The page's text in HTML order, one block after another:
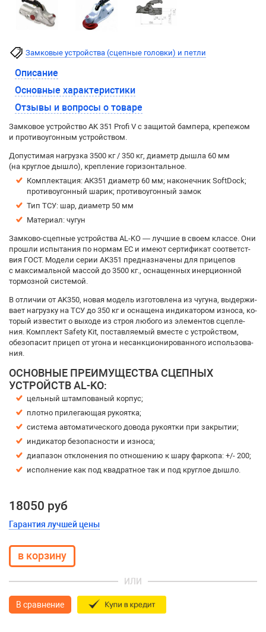
Замковые устройства (сцепные головки) и петли
Описание
Основные характеристики
Отзывы и вопросы о товаре
Замковое устройство AK 351 Profi V с защитой бампера, крепежом
и противоугонным устройством.
Допустимая нагрузка 3500 кг / 350 кг, диаметр дышла 60 мм
(на круглое дышло), крепление горизонтальное.
Комплектация: АК351 диаметр 60 мм; наконечник SoftDock;
противоугонный шарик; противоугонный замок
Тип ТСУ: шар, диаметр 50 мм
Материал: чугун
Зам­ко­во-сцеп­ные устрой­ст­ва AL-KO — луч­шие в сво­ем клас­се. Они
про­шли ис­пы­та­ния по нор­мам ЕС и име­ют сер­ти­фи­кат со­от­вет­ст­
вия ГОСТ. Мо­де­ли се­рии AK351 пред­на­зна­че­ны для при­це­пов
с мак­си­маль­ной мас­сой до 3500 кг., ос­на­щен­ных инер­ци­он­ной
тор­моз­ной сис­те­мой.
В от­ли­чии от AK350, но­вая мо­дель из­го­тов­ле­на из чу­гу­на, вы­дер­жи­
ва­ет на­груз­ку на ТСУ до 350 кг и ос­на­ще­на ин­ди­ка­то­ром из­но­са, ко­
то­рый из­вес­тит о вы­хо­де из строя лю­бо­го из эле­мен­тов сцеп­ле­
ния. Ком­плект Safety Kit, по­став­ля­е­мый вмес­те с устройст­вом,
обез­опа­сит при­цеп от уго­на и не­санк­ци­о­ни­ро­ван­но­го ис­поль­зо­ва­
ния.
ОС­НОВ­НЫЕ ПРЕ­ИМУ­ЩЕСТ­ВА СЦЕП­НЫХ
УСТРОЙСТВ AL-KO:
цель­ный штам­по­ва­ный кор­пус;
плот­но при­ле­га­ю­щая ру­ко­ят­ка;
сис­те­ма ав­то­ма­ти­чес­ко­го до­во­да ру­ко­ят­ки при за­кры­тии;
ин­ди­ка­тор без­опас­нос­ти и из­но­са;
диа­па­зон от­кло­не­ния по от­но­ше­нию к ша­ру фар­ко­па: +/- 200;
ис­пол­не­ние как под квад­рат­ное так и под круг­лое ды­ш­ло.
18050 руб
Гарантия лучшей цены
ИЛИ
В сравнение